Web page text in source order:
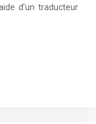
d’un traducteur